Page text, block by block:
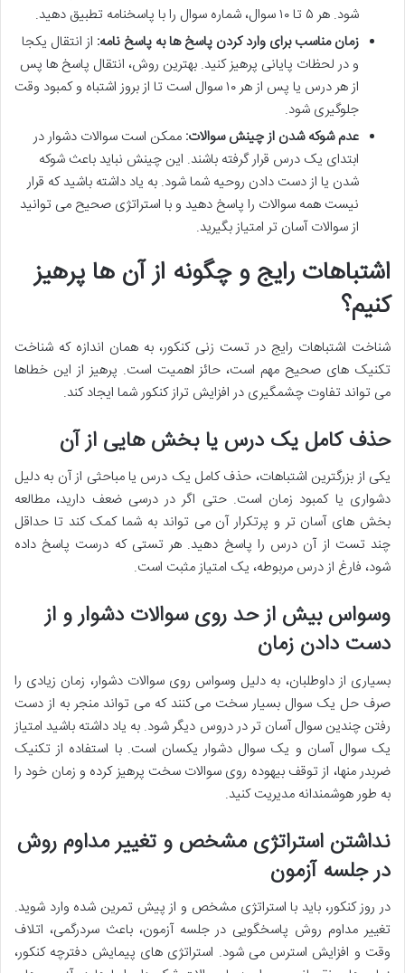
شود. هر ۵ تا ۱۰ سوال، شماره سوال را با پاسخنامه تطبیق دهید.
زمان مناسب برای وارد کردن پاسخ ها به پاسخ نامه: از انتقال یکجا
و در لحظات پایانی پرهیز کنید. بهترین روش، انتقال پاسخ ها پس
از هر درس یا پس از هر ۱۰ سوال است تا از بروز اشتباه و کمبود وقت
جلوگیری شود.
عدم شوکه شدن از چینش سوالات: ممکن است سوالات دشوار در
ابتدای یک درس قرار گرفته باشند. این چینش نباید باعث شوکه
شدن یا از دست دادن روحیه شما شود. به یاد داشته باشید که قرار
نیست همه سوالات را پاسخ دهید و با استراتژی صحیح می توانید
از سوالات آسان تر امتیاز بگیرید.
اشتباهات رایج و چگونه از آن ها پرهیز
کنیم؟
شناخت اشتباهات رایج در تست زنی کنکور، به همان اندازه که شناخت
تکنیک های صحیح مهم است، حائز اهمیت است. پرهیز از این خطاها
می تواند تفاوت چشمگیری در افزایش تراز کنکورشما ایجاد کند.
حذف کامل یک درس یا بخش هایی از آن
یکی از بزرگترین اشتباهات، حذف کامل یک درس یا مباحثی از آن به دلیل
دشواری یا کمبود زمان است. حتی اگر در درسی ضعف دارید، مطالعه
بخش های آسان تر و پرتکرار آن می تواند به شما کمک کند تا حداقل
چند تست از آن درس را پاسخ دهید. هر تستی که درست پاسخ داده
شود، فارغ از درس مربوطه، یک امتیاز مثبت است.
وسواس بیش از حد روی سوالات دشوار و از
دست دادن زمان
بسیاری از داوطلبان، به دلیل وسواس روی سوالات دشوار، زمان زیادی را
صرف حل یک سوال بسیار سخت می کنند که می تواند منجر به از دست
رفتن چندین سوال آسان تر در دروس دیگر شود. به یاد داشته باشید امتیاز
یک سوال آسان و یک سوال دشوار یکسان است. با استفاده از تکنیک
ضربدر منها، از توقف بیهوده روی سوالات سخت پرهیز کرده و زمان خود را
به طور هوشمندانه مدیریت کنید.
نداشتن استراتژی مشخص و تغییر مداوم روش
در جلسه آزمون
در روز کنکور، باید با استراتژی مشخص و از پیش تمرین شده وارد شوید.
تغییر مداوم روش پاسخگویی در جلسه آزمون، باعث سردرگمی، اتلاف
وقت و افزایش استرس می شود. استراتژی های پیمایش دفترچه کنکور،